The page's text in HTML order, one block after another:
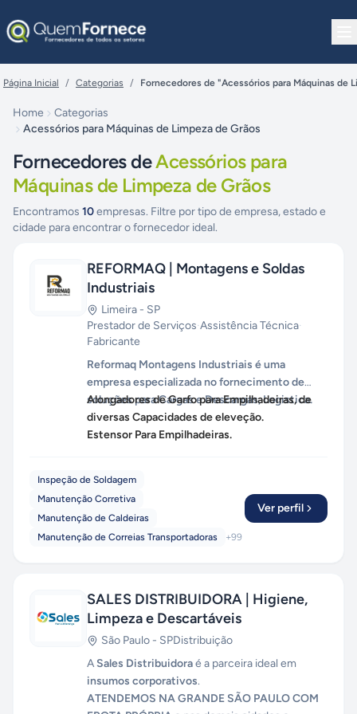
Página Inicial / Categorias / Fornecedores de "Acessórios para Máquinas de
Home
Categorias
Acessórios para Máquinas de Limpeza de Grãos
Fornecedores deAcessórios para
Máquinas de Limpeza de Grãos
Encontramos 10empresas. Filtre por tipo de empresa, estado e
cidade para encontrar o fornecedor ideal.
REFORMAQ | Montagens e Soldas
Industriais
Limeira - SP
Prestador de Serviços·Assistência Técnica·
Fabricante
Reformaq Montagens Industriais é uma
empresa especializada no fornecimento de
soluções para Cargas e Descargas, Logistica.
Alongadores de Garfo para Empilhadeiras, de
diversas Capacidades de eleveção.
Estensor Para Empilhadeiras.
Inspeção de Soldagem
Manutenção Corretiva
Manutenção de Caldeiras
Manutenção de Correias Transportadoras
+99
Ver perfil
SALES DISTRIBUIDORA | Higiene,
Limpeza e Descartáveis
São Paulo - SPDistribuição
A Sales Distribuidoraé a parceira ideal em
insumos corporativos.
ATENDEMOS NA GRANDE SÃO PAULO COM